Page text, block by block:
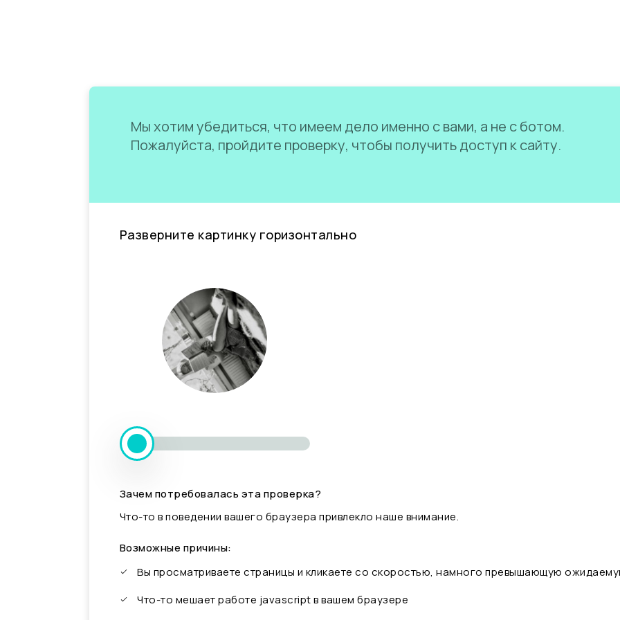
Мы хотим убедиться, что имеем дело именно с вами, а не с ботом.
Пожалуйста, пройдите проверку, чтобы получить доступ к сайту.
Разверните картинку горизонтально
Зачем потребовалась эта проверка?
Что-то в поведении вашего браузера привлекло наше внимание.
Возможные причины:
Вы просматриваете страницы и кликаете со скоростью, намного превышающую
Что-то мешает работе javascript в вашем браузере